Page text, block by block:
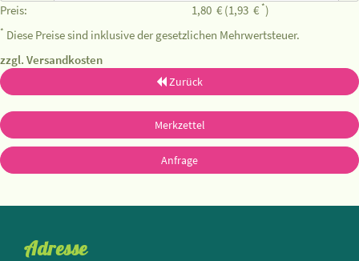
Preis: 1,80 € (1,93 € *)
* Diese Preise sind inklusive der gesetzlichen Mehrwertsteuer.
zzgl. Versandkosten
Zurück
Merkzettel
Anfrage
Adresse